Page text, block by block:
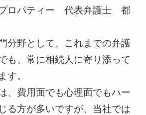
ロパティー 代表弁護士 都
分野として、これまでの弁護
も、常に相続人に寄り添って
す。
、費用面でも心理面でもハー
る方が多いですが、当社では